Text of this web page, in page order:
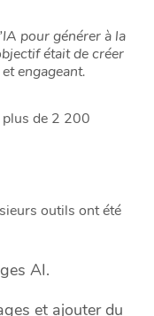
pour générer à la
était de créer
engageant.
plus de 2 200
outils ont été
AI.
et ajouter du